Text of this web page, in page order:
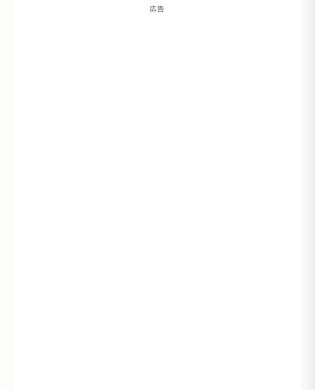
広告